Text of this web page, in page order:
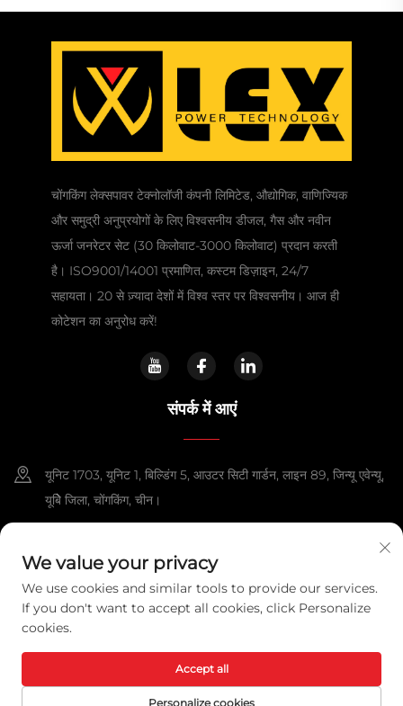
चोंगकिंग लेक्सपावर टेक्नोलॉजी कंपनी लिमिटेड, औद्योगिक, वाणिज्यिक
और समुद्री अनुप्रयोगों के लिए विश्वसनीय डीजल, गैस और नवीन
ऊर्जा जनरेटर सेट (30 किलोवाट-3000 किलोवाट) प्रदान करती
है। ISO9001/14001 प्रमाणित, कस्टम डिज़ाइन, 24/7
सहायता। 20 से ज़्यादा देशों में विश्व स्तर पर विश्वसनीय। आज ही
कोटेशन का अनुरोध करें!
संपर्क में आएं
यूनिट 1703, यूनिट 1, बिल्डिंग 5, आउटर सिटी गार्डन, लाइन 89, जिन्यू एवेन्यू,
यूबेि जिला, चोंगकिंग, चीन।
[email protected]
गोपनीयता नीति
We value your privacy
We use cookies and similar tools to provide our services.
If you don't want to accept all cookies, click Personalize
cookies.
Personalize cookies
Accept all